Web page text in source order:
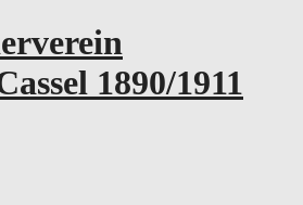
1890/1911